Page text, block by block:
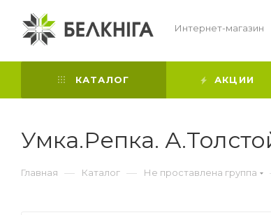
Интернет-магазин
КАТАЛОГ АКЦИИ
Умка.Репка.
Главная — Каталог — Не проставлена группа